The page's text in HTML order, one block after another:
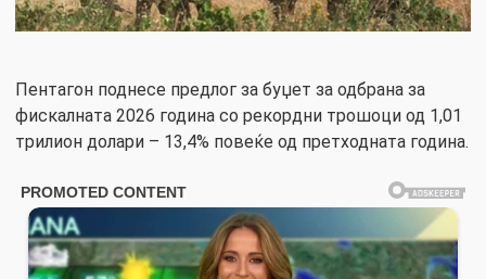
Пентагон поднесе предлог за буџет за одбрана за
фискалната 2026 година со рекордни трошоци од 1,01
трилион долари – 13,4% повеќе од претходната година.